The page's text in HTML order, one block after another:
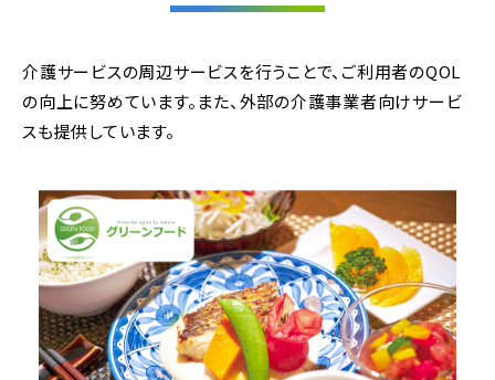
介護サービスの周辺サービスを行うことで、ご利用者のQOL
の向上に努めています。 また、外部の介護事業者向けサービ
スも提供しています。